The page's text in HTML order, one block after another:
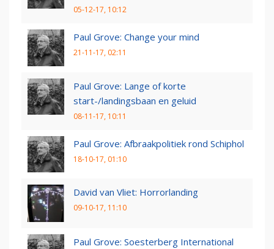
05-12-17, 10:12
Paul Grove: Change your mind
21-11-17, 02:11
Paul Grove: Lange of korte
start-/landingsbaan en geluid
08-11-17, 10:11
Paul Grove: Afbraakpolitiek rond Schiphol
18-10-17, 01:10
David van Vliet: Horrorlanding
09-10-17, 11:10
Paul Grove: Soesterberg International